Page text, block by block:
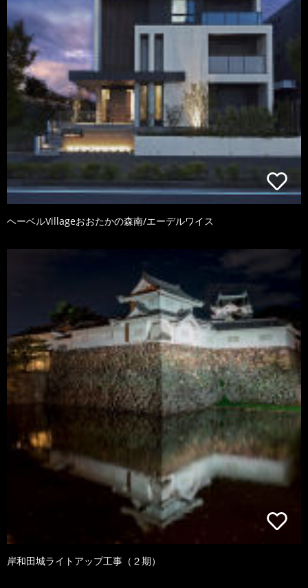
ヘーベルVillageおおたかの森南/エーデルワイス
岸和田城ライトアップ工事（２期）